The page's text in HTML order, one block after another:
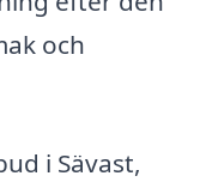
och
i Sävast,